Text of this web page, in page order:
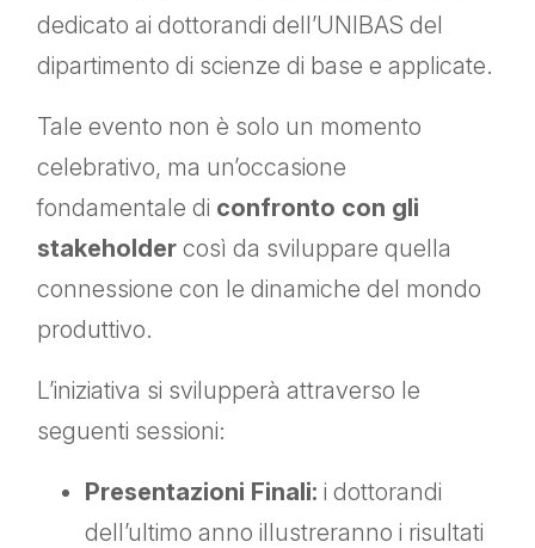
dedicato ai dottorandi dell’UNIBAS del
dipartimento di scienze di base e applicate.
Tale evento non è solo un momento
celebrativo, ma un’occasione
fondamentale di confronto con gli
stakeholder così da sviluppare quella
connessione con le dinamiche del mondo
produttivo.
L’iniziativa si svilupperà attraverso le
seguenti sessioni:
Presentazioni Finali: i dottorandi
dell’ultimo anno illustreranno i risultati